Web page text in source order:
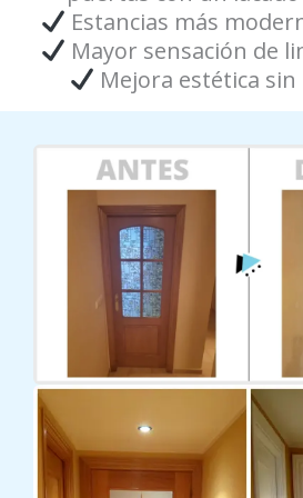
Estancias más
Mayor sensación de
Mejora estética